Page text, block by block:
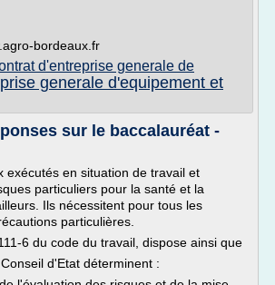
bordeaux.fr
d'entreprise generale de
generale d'equipement et
sur le baccalauréat -
exécutés en situation de travail et
particuliers pour la santé et la
Ils nécessitent pour tous les
particulières.
6 du code du travail, dispose ainsi que
d'Etat déterminent :